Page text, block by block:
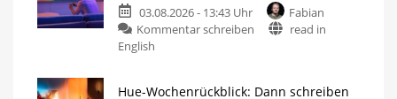
03.08.2026 - 13:43 Uhr
Fabian
Kommentar schreiben
read in
English
Hue-Wochenrückblick: Dann schreiben